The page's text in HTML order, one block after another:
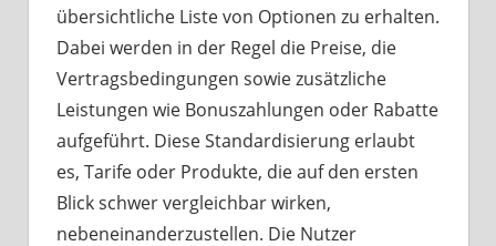
übersichtliche Liste von Optionen zu erhalten.
Dabei werden in der Regel die Preise, die
Vertragsbedingungen sowie zusätzliche
Leistungen wie Bonuszahlungen oder Rabatte
aufgeführt. Diese Standardisierung erlaubt
es, Tarife oder Produkte, die auf den ersten
Blick schwer vergleichbar wirken,
nebeneinanderzustellen. Die Nutzer